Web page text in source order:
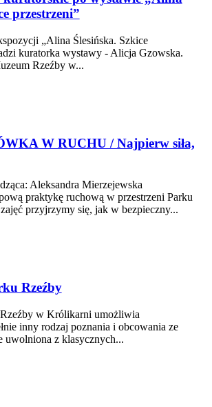
przestrzeni”
„Alina Ślesińska. Szkice
kuratorka wystawy - Alicja Gzowska.
Rzeźby w...
W RUCHU / Najpierw siła,
Aleksandra Mierzejewska
praktykę ruchową w przestrzeni Parku
przyjrzymy się, jak w bezpieczny...
Rzeźby
w Królikarni umożliwia
inny rodzaj poznania i obcowania ze
uwolniona z klasycznych...